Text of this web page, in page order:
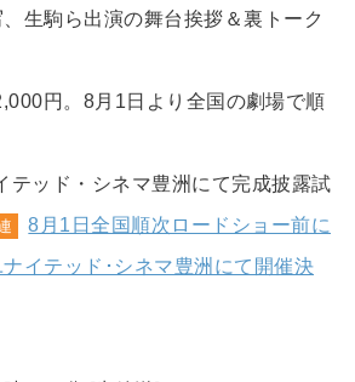
生駒ら出演の舞台挨拶＆裏トーク
円。8月1日より全国の劇場で順
テッド・シネマ豊洲にて完成披露試
8月1日全国順次ロードショー前に
イテッド･シネマ豊洲にて開催決